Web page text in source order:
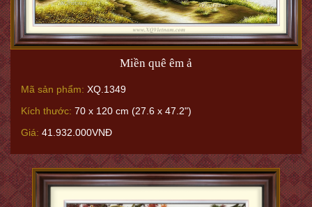
Miền quê êm ả
Mã sản phẩm: XQ.1349
Kích thước: 70 x 120 cm (27.6 x 47.2")
Giá: 41.932.000VNĐ